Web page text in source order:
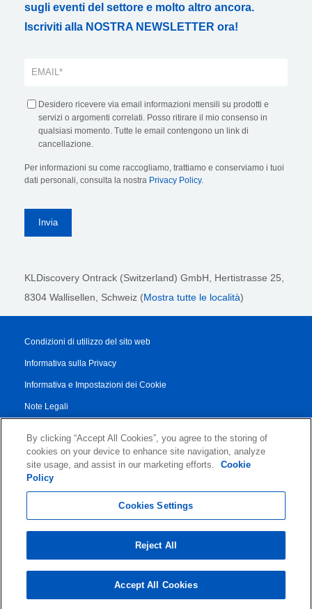
sugli eventi del settore e molto altro ancora.
Iscriviti alla NOSTRA NEWSLETTER ora!
Desidero ricevere via email informazioni mensili su prodotti e
servizi o argomenti correlati. Posso ritirare il mio consenso in
qualsiasi momento. Tutte le email contengono un link di
cancellazione.
Per informazioni su come raccogliamo, trattiamo e conserviamo i tuoi
dati personali, consulta la nostra Privacy Policy.
KLDiscovery Ontrack (Switzerland) GmbH, Hertistrasse 25,
8304 Wallisellen, Schweiz (Mostra tutte le località)
Condizioni di utilizzo del sito web
Informativa sulla Privacy
Informativa e Impostazioni dei Cookie
Note Legali
Termini di Servizio
Accordo di Collaborazione con i Partner
By clicking “Accept All Cookies”, you agree to the storing of
cookies on your device to enhance site navigation, analyze
site usage, and assist in our marketing efforts.
Cookie
Policy
Cookies Settings
Reject All
Accept All Cookies